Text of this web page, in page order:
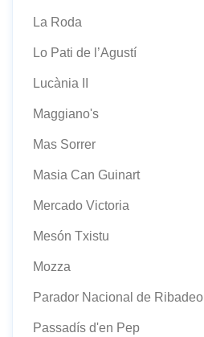
La Roda
Lo Pati de l’Agustí
Lucània II
Maggiano's
Mas Sorrer
Masia Can Guinart
Mercado Victoria
Mesón Txistu
Mozza
Parador Nacional de Ribadeo
Passadís d'en Pep